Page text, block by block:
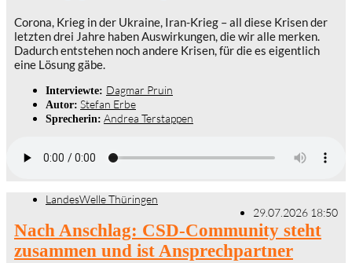
Corona, Krieg in der Ukraine, Iran-Krieg – all diese Krisen der
letzten drei Jahre haben Auswirkungen, die wir alle merken.
Dadurch entstehen noch andere Krisen, für die es eigentlich
eine Lösung gäbe.
Interviewte: Dagmar Pruin
Autor: Stefan Erbe
Sprecherin: Andrea Terstappen
LandesWelle Thüringen
29.07.2026 18:50
Nach Anschlag: CSD-Community steht
zusammen und ist Ansprechpartner